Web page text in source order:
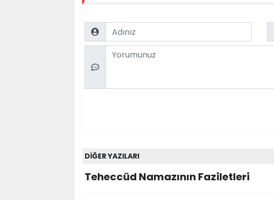
Name
Comment
DİĞER YAZILARI
Teheccüd Namazının Faziletleri